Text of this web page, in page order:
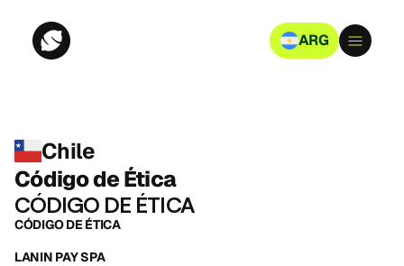
ARG
Chile
Código de Ética
CÓDIGO DE ÉTICA
CÓDIGO DE ÉTICA
LANIN PAY SPA